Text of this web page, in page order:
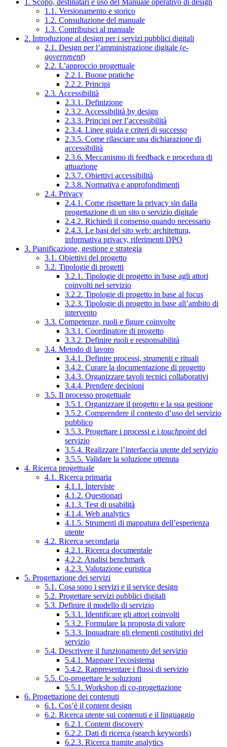
1. Scopo, destinatari e uso del Manuale operativo di design
1.1. Versionamento e storico
1.2. Consultazione del manuale
1.3. Contribuisci al manuale
2. Introduzione al design per i servizi pubblici digitali
2.1. Design per l’amministrazione digitale (e-
government)
2.2. L’approccio progettuale
2.2.1. Buone pratiche
2.2.2. Principi
2.3. Accessibilità
2.3.1. Definizione
2.3.2. Accessibilità by design
2.3.3. Principi per l’accessibilità
2.3.4. Linee guida e criteri di successo
2.3.5. Come rilasciare una dichiarazione di
accessibilità
2.3.6. Meccanismo di feedback e procedura di
attuazione
2.3.7. Obiettivi accessibilità
2.3.8. Normativa e approfondimenti
2.4. Privacy
2.4.1. Come rispettare la privacy sin dalla
progettazione di un sito o servizio digitale
2.4.2. Richiedi il consenso quando necessario
2.4.3. Le basi del sito web: architettura,
informativa privacy, riferimenti DPO
3. Pianificazione, gestione e strategia
3.1. Obiettivi del progetto
3.2. Tipologie di progetti
3.2.1. Tipologie di progetto in base agli attori
coinvolti nel servizio
3.2.2. Tipologie di progetto in base al focus
3.2.3. Tipologie di progetto in base all’ambito di
intervento
3.3. Competenze, ruoli e figure coinvolte
3.3.1. Coordinatore di progetto
3.3.2. Definire ruoli e responsabilità
3.4. Metodo di lavoro
3.4.1. Definire processi, strumenti e rituali
3.4.2. Curare la documentazione di progetto
3.4.3. Organizzare tavoli tecnici collaborativi
3.4.4. Prendere decisioni
3.5. Il processo progettuale
3.5.1. Organizzare il progetto e la sua gestione
3.5.2. Comprendere il contesto d’uso del servizio
pubblico
3.5.3. Progettare i processi e i touchpointdel
servizio
3.5.4. Realizzare l’interfaccia utente del servizio
3.5.5. Validare la soluzione ottenuta
4. Ricerca progettuale
4.1. Ricerca primaria
4.1.1. Interviste
4.1.2. Questionari
4.1.3. Test di usabilità
4.1.4. Web analytics
4.1.5. Strumenti di mappatura dell’esperienza
utente
4.2. Ricerca secondaria
4.2.1. Ricerca documentale
4.2.2. Analisi benchmark
4.2.3. Valutazione euristica
5. Progettazione dei servizi
5.1. Cosa sono i servizi e il service design
5.2. Progettare servizi pubblici digitali
5.3. Definire il modello di servizio
5.3.1. Identificare gli attori coinvolti
5.3.2. Formulare la proposta di valore
5.3.3. Inquadrare gli elementi costitutivi del
servizio
5.4. Descrivere il funzionamento del servizio
5.4.1. Mappare l’ecosistema
5.4.2. Rappresentare i flussi di servizio
5.5. Co-progettare le soluzioni
5.5.1. Workshop di co-progettazione
6. Progettazione dei contenuti
6.1. Cos’è il content design
6.2. Ricerca utente sui contenuti e il linguaggio
6.2.1. Content discovery
6.2.2. Dati di ricerca (search keywords)
6.2.3. Ricerca tramite analytics